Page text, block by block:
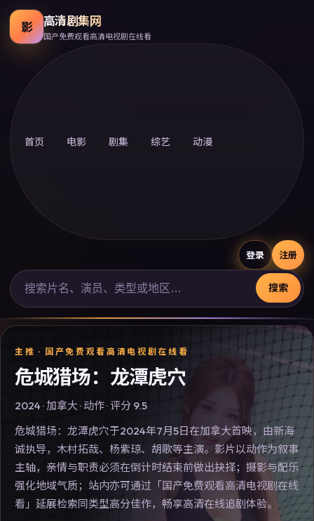
影 高清剧集网
国产免费观看高清电视剧在线看
首页 电影 剧集 综艺 动漫
登录 注册
搜索
主推 · 国产免费观看高清电视剧在线看
危城猎场：龙潭虎穴
2024·加拿大 · 动作· 评分 9.5
危城猎场：龙潭虎穴于2024年7月5日在加拿大首映，由新海
诚执导，木村拓哉、杨紫琼、胡歌等主演。影片以动作为叙事
主轴，亲情与职责必须在倒计时结束前做出抉择；摄影与配乐
强化地域气质；站内亦可通过「国产免费观看高清电视剧在线
看」延展检索同类型高分佳作，畅享高清在线追剧体验。